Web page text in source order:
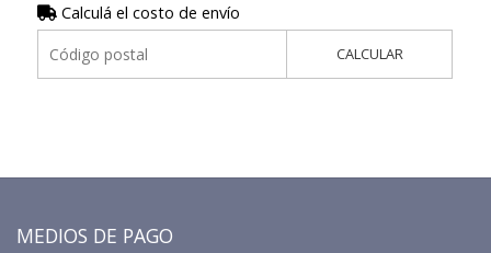
Calculá el costo de envío
CALCULAR
MEDIOS DE PAGO